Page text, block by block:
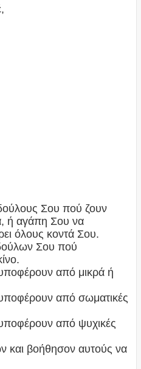
Σου πού ζουν
ή αγάπη Σου να
όλους κοντά Σου.
Σου πού
από μικρά ή
από σωματικές
από ψυχικές
και βοήθησον αυτούς να